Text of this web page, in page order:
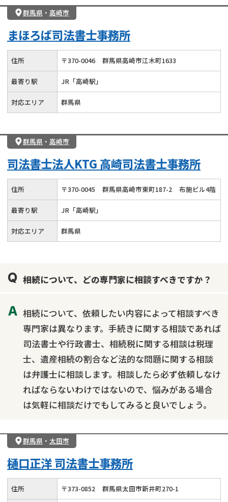
群馬県 ・ 高崎市
まほろば司法書士事務所
住所 〒370-0046 群馬県高崎市江木町1633
最寄り駅 JR「高崎駅」
対応エリア 群馬県
群馬県 ・ 高崎市
司法書士法人KTG 高崎司法書士事務所
住所 〒370-0045 群馬県高崎市東町187-2 布施ビル4階
最寄り駅 JR「高崎駅」
対応エリア 群馬県
相続について、どの専門家に相談すべきですか？
相続について、依頼したい内容によって相談すべき
専門家は異なります。手続きに関する相談であれば
司法書士や行政書士、相続税に関する相談は税理
士、遺産相続の割合など法的な問題に関する相談
は弁護士に相談します。相談したら必ず依頼しなけ
ればならないわけではないので、悩みがある場合
は気軽に相談だけでもしてみると良いでしょう。
群馬県 ・ 太田市
樋口正洋 司法書士事務所
住所 〒373-0852 群馬県太田市新井町270-1